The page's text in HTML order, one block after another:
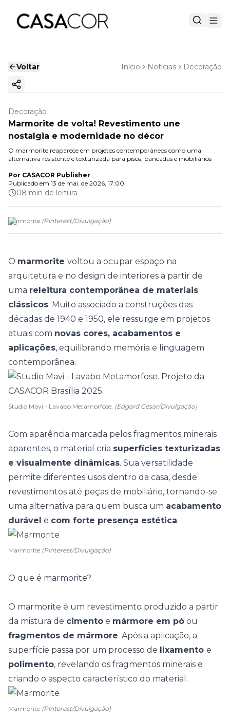
Voltar Início Notícias Decoração
Copiar link
Decoração
Marmorite de volta! Revestimento une
nostalgia e modernidade no décor
O marmorite reaparece em projetos contemporâneos como uma
alternativa resistente e texturizada para pisos, bancadas e mobiliários
Por CASACOR Publisher
Publicado em 13 de mai. de 2026, 17:00
08 min de leitura
Marmorite (Pinterest/Divulgação)
O marmorite voltou a ocupar espaço na
arquitetura e no design de interiores a partir de
uma releitura contemporânea de materiais
clássicos. Muito associado a construções das
décadas de 1940 e 1950, ele ressurge em projetos
atuais com novas cores, acabamentos e
aplicações, equilibrando memória e linguagem
contemporânea.
Studio Mavi - Lavabo Metamorfose. (Edgard Cesar/Divulgação)
Com aparência marcada pelos fragmentos minerais
aparentes, o material cria superfícies texturizadas
e visualmente dinâmicas. Sua versatilidade
permite diferentes usos dentro da casa, desde
revestimentos até peças de mobiliário, tornando-se
uma alternativa para quem busca um acabamento
durável e com forte presença estética.
Marmorite (Pinterest/Divulgação)
O que é marmorite?
O marmorite é um revestimento produzido a partir
da mistura de cimento e mármore em pó ou
fragmentos de mármore. Após a aplicação, a
superfície passa por um processo de lixamento e
polimento, revelando os fragmentos minerais e
criando o aspecto característico do material.
Marmorite (Pinterest/Divulgação)